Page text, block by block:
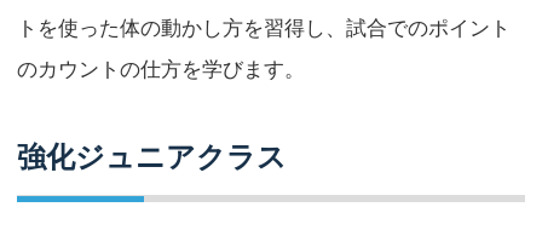
トを使った体の動かし方を習得し、試合でのポイント
のカウントの仕方を学びます。
強化ジュニアクラス